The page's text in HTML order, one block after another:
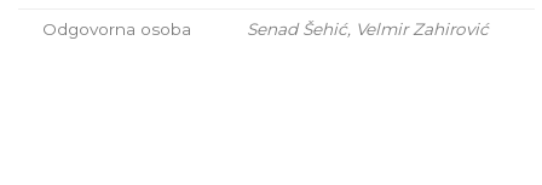
Odgovorna osoba Senad Šehić, Velmir Zahirović